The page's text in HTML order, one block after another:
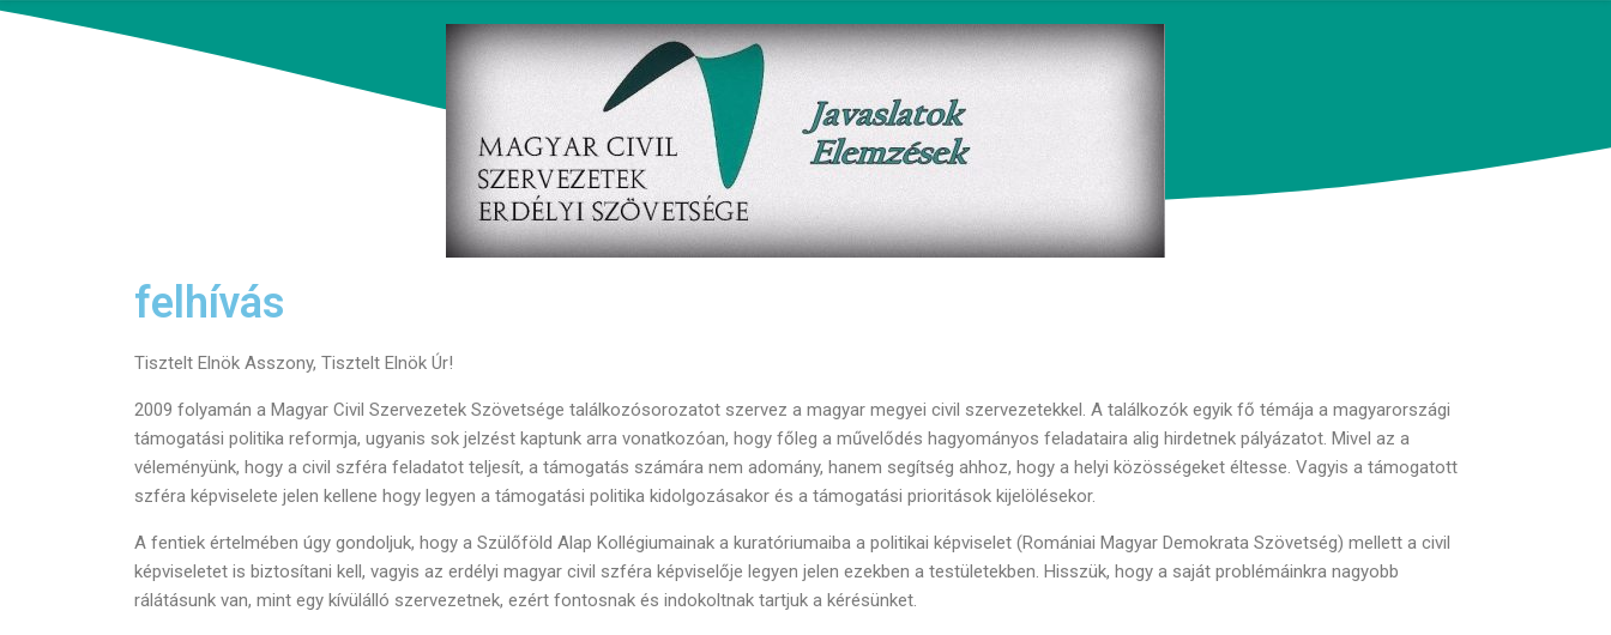
felhívás
Tisztelt Elnök Asszony, Tisztelt Elnök Úr!
2009 folyamán a Magyar Civil Szervezetek Szövetsége találkozósorozatot szervez a magyar megyei civil szervezetekkel. A találkozók egyik fő témája a magyarországi
támogatási politika reformja, ugyanis sok jelzést kaptunk arra vonatkozóan, hogy főleg a művelődés hagyományos feladataira alig hirdetnek pályázatot. Mivel az a
véleményünk, hogy a civil szféra feladatot teljesít, a támogatás számára nem adomány, hanem segítség ahhoz, hogy a helyi közösségeket éltesse. Vagyis a támogatott
szféra képviselete jelen kellene hogy legyen a támogatási politika kidolgozásakor és a támogatási prioritások kijelölésekor.
A fentiek értelmében úgy gondoljuk, hogy a Szülőföld Alap Kollégiumainak a kuratóriumaiba a politikai képviselet (Romániai Magyar Demokrata Szövetség) mellett a civil
képviseletet is biztosítani kell, vagyis az erdélyi magyar civil szféra képviselője legyen jelen ezekben a testületekben. Hisszük, hogy a saját problémáinkra nagyobb
rálátásunk van, mint egy kívülálló szervezetnek, ezért fontosnak és indokoltnak tartjuk a kérésünket.